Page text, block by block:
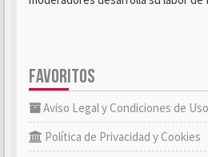
FAVORITOS
Aviso Legal y Condiciones de Uso
Política de Privacidad y Cookies